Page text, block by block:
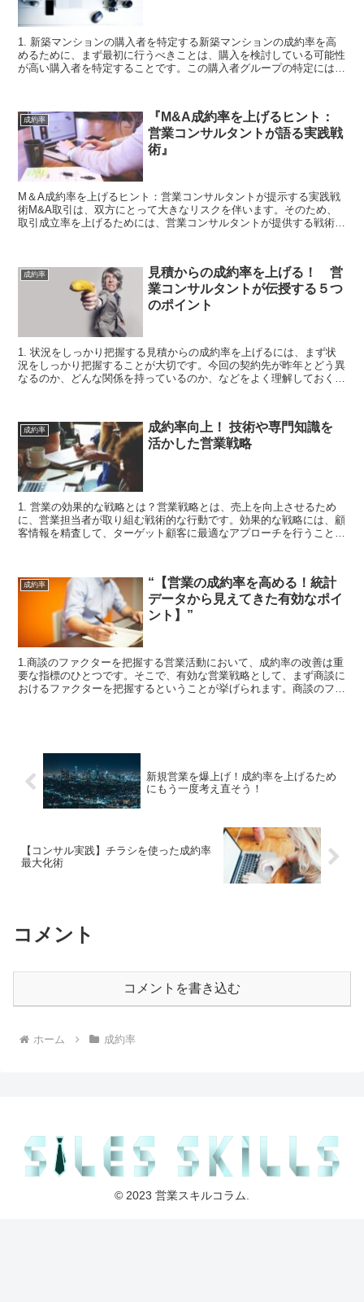
1. 新築マンションの購入者を特定する新築マンションの成約率を高
めるために、まず最初に行うべきことは、購入を検討している可能性
が高い購入者を特定することです。この購入者グループの特定には、
成約率
『M&A成約率を上げるヒント：
営業コンサルタントが語る実践戦
術』
M＆A成約率を上げるヒント：営業コンサルタントが提示する実践戦
術M&A取引は、双方にとって大きなリスクを伴います。そのため、
取引成立率を上げるためには、営業コンサルタントが提供する戦術を
成約率
見積からの成約率を上げる！ 営
業コンサルタントが伝授する５つ
のポイント
1. 状況をしっかり把握する見積からの成約率を上げるには、まず状
況をしっかり把握することが大切です。今回の契約先が昨年とどう異
なるのか、どんな関係を持っているのか、などをよく理解しておくこ
成約率
成約率向上！ 技術や専門知識を
活かした営業戦略
1. 営業の効果的な戦略とは？営業戦略とは、売上を向上させるため
に、営業担当者が取り組む戦術的な行動です。効果的な戦略には、顧
客情報を精査して、ターゲット顧客に最適なアプローチを行うこと、
成約率
“【営業の成約率を高める！統計
データから見えてきた有効なポイ
ント】”
1.商談のファクターを把握する営業活動において、成約率の改善は重
要な指標のひとつです。そこで、有効な営業戦略として、まず商談に
おけるファクターを把握するということが挙げられます。商談のファ
新規営業を爆上げ！成約率を上げるため
にもう一度考え直そう！
【コンサル実践】チラシを使った成約率
最大化術
コメント
コメントを書き込む
ホーム 成約率
© 2023 営業スキルコラム.